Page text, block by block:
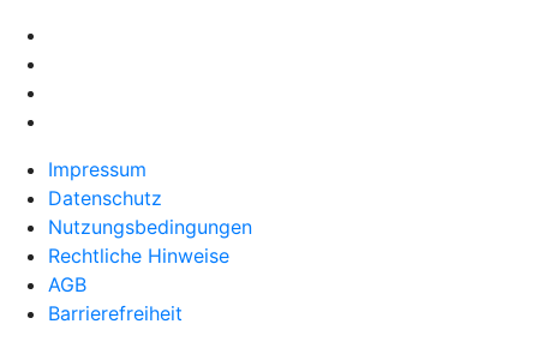
Impressum
Datenschutz
Nutzungsbedingungen
Rechtliche Hinweise
AGB
Barrierefreiheit